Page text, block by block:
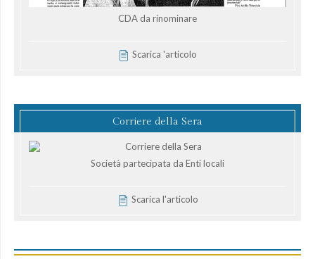
CDA da rinominare
Scarica 'articolo
Corriere della Sera
Società partecipata da Enti locali
Scarica l'articolo